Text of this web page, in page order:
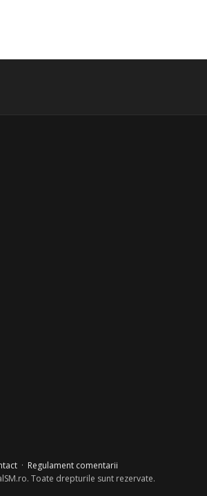
· Regulament comentarii
Toate drepturile sunt rezervate.